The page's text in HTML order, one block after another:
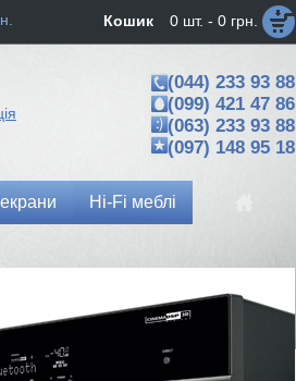
Кошик 0 шт. - 0 грн.
(044) 233 93 88
(099) 421 47 86
(063) 233 93 88
(097) 148 95 18
Hi-Fi меблі